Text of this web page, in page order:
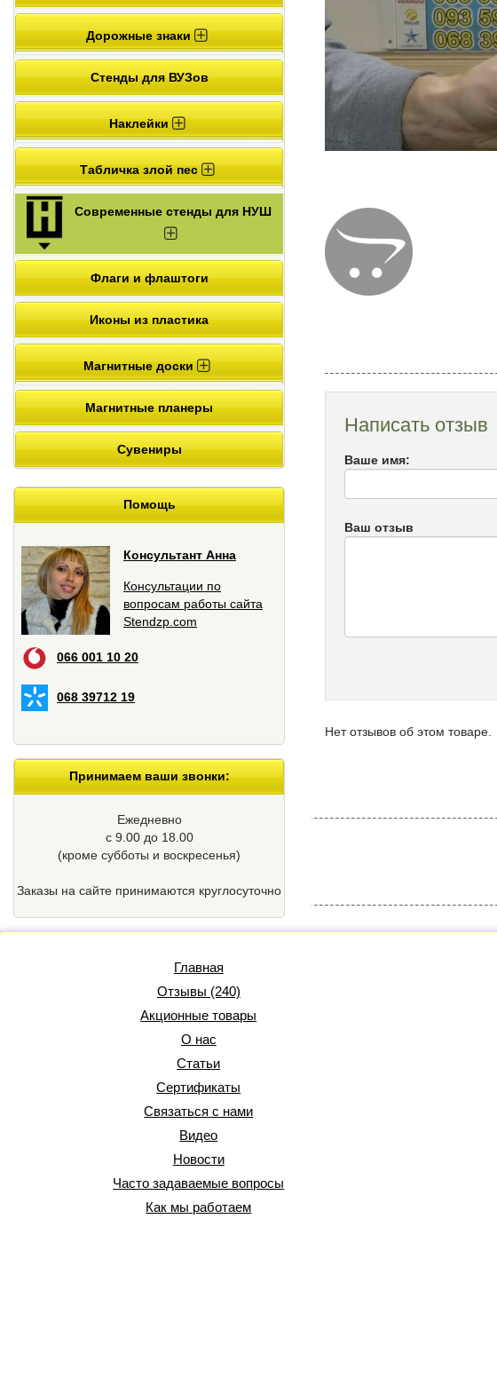
Дорожные знаки
Стенды для ВУЗов
Наклейки
Табличка злой пес
Современные стенды для НУШ
Флаги и флаштоги
Иконы из пластика
Магнитные доски
Магнитные планеры
Сувениры
Помощь
Консультант Анна
Консультации по
вопросам работы сайта
Stendzp.com
066 001 10 20
068 39712 19
Принимаем ваши звонки:
Ежедневно
с 9.00 до 18.00
(кроме cубботы и воскресенья)
Заказы на сайте принимаются круглосуточно
Написать отзыв
Ваше имя:
Ваш отзыв
Нет отзывов об этом товаре.
Главная
Отзывы (240)
Акционные товары
О нас
Статьи
Сертификаты
Связаться с нами
Видео
Новости
Часто задаваемые вопросы
Как мы работаем